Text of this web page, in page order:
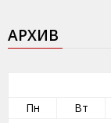
АРХИВ
Пн
Вт